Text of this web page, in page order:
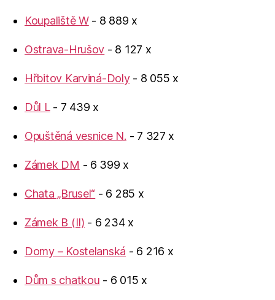
Koupaliště W- 8 889 x
Ostrava-Hrušov - 8 127 x
Hřbitov Karviná-Doly- 8 055 x
Důl L- 7 439 x
Opuštěná vesnice N. - 7 327 x
Zámek DM - 6 399 x
Chata „Brusel“ - 6 285 x
Zámek B (II) - 6 234 x
Domy – Kostelanská - 6 216 x
Dům s chatkou - 6 015 x